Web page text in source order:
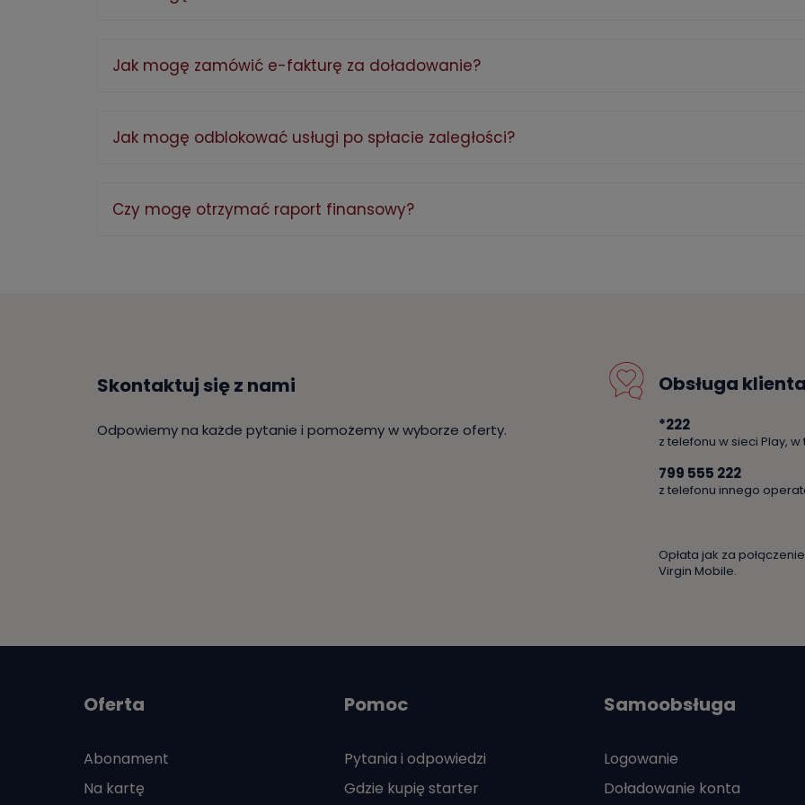
Jak mogę zamówić e-fakturę za doładowanie?
Jak mogę odblokować usługi po spłacie zaległości?
Czy mogę otrzymać raport finansowy?
Skontaktuj się z nami
Odpowiemy na każde pytanie i pomożemy w wyborze oferty.
Obsługa
*222
z telefonu w sieci Play,
799 555 222
z telefonu innego
Opłata jak za
Virgin Mobile.
Oferta
Abonament
Na kartę
Pomoc
Pytania i odpowiedzi
Gdzie kupię starter
Samoobsługa
Logowanie
Doładowanie konta